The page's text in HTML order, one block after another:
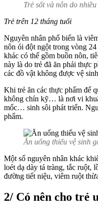
Trẻ sốt và nôn do
Trẻ trên 12 tháng tuổi
Nguyên nhân phổ biến là
nôn ói đột ngột trong vòng
khác có thể gồm buồn nôn,
này là do trẻ đã ăn phải thực
các đồ vật không được vệ
Khi trẻ ăn các thực phẩm để
không chín kỹ… là nơi vi
mốc… sinh sôi phát triển.
phẩm.
Ăn uống thiếu vệ sinh
Một số nguyên nhân khác
loét dạ dày tá tràng, tắc ruột,
đường tiết niệu, viêm ruột
2/ Có nên cho trẻ